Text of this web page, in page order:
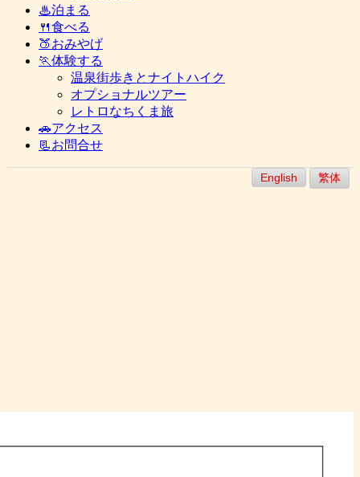
♨泊まる
🍴食べる
🍑おみやげ
🏃体験する
温泉街歩きとナイトハイク
オプショナルツアー
レトロなちくま旅
🚗アクセス
📃お問合せ
English 繁体